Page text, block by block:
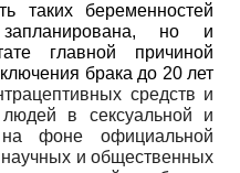
таких беременностей
но и
главной причиной
брака до 20 лет
средств и
людей в сексуальной и
на фоне официальной
и общественных